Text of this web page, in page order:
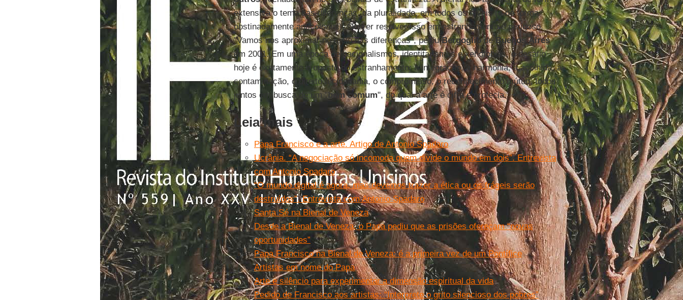
extensiva o tema das diferenças, da pluralidade, em todos os níveis (e de forma
obstinadamente anticolonial). Querer resolver isso em estranhamento é perigoso.
"Vamos nos aproximar no meio das diferenças", pediuBergogliodeBuenos Aires
em 2001. Em uma época de nacionalismos, identitarismos e xenofobias, o desafio
hoje é exatamente o oposto do estranhamento: a integração, a harmonia, a acolhida, a
contaminação, o direito à cidadania, o compromisso, o reconhecimento mútuo, todos
juntos em busca de um "bem comum", do qual a arte é cifra e profecia.
Leia mais
Papa Francisco e a arte. Artigo de Antonio Spadaro
Ucrânia. “A negociação só incomoda quem divide o mundo em dois”. Entrevista
com Antonio Spadaro
“O mundo digital é agora, mas devemos trazer a ética ou os frágeis serão
destruídos”. Entrevista com Antonio Spadaro
Santa Sé na Bienal de Veneza
Desde a Bienal de Veneza, o Papa pediu que as prisões ofereçam “novas
oportunidades”
Papa Francisco na Bienal de Veneza: é a primeira vez de um Pontífice
Artistas em nome do Papa
Arte e silêncio para experimentar a dimensão espiritual da vida
Pedido de Francisco aos artistas: “Interprete o grito silencioso dos pobres”